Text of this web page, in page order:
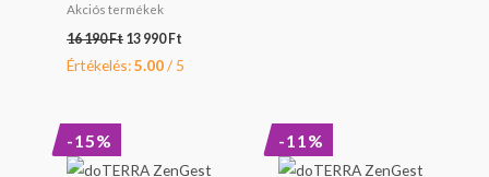
Akciós termékek
16 190Ft 13 990Ft
Értékelés:5.00/ 5
-15%
was:
is:
-11%
was:
is: